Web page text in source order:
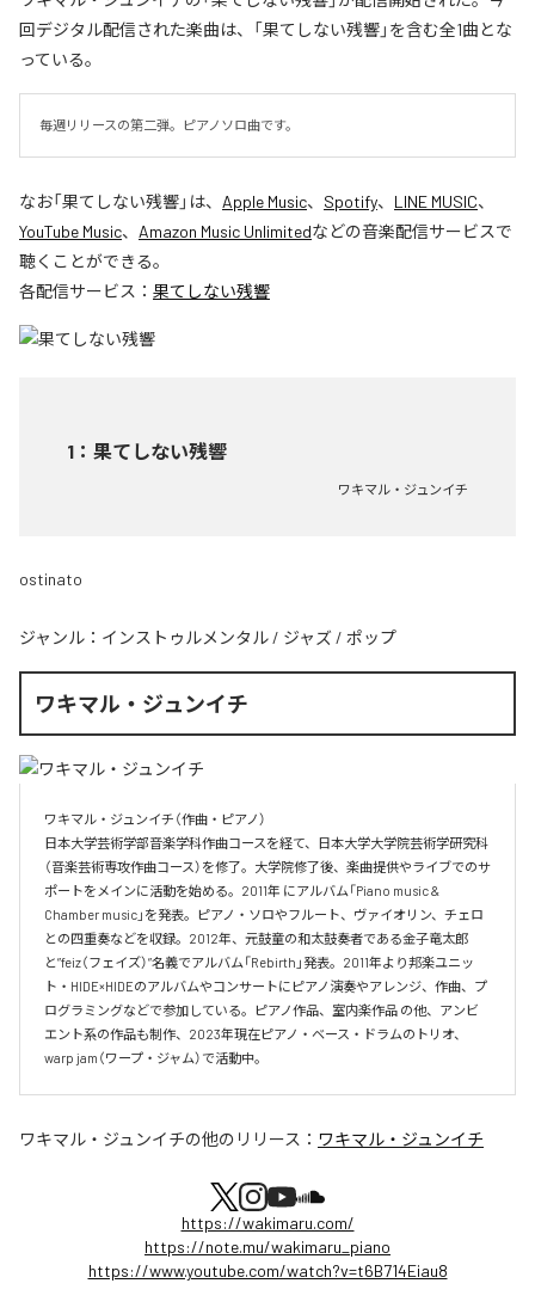
回デジタル配信された楽曲は、「果てしない残響」を含む全1曲とな
っている。
毎週リリースの第二弾。ピアノソロ曲です。
なお「果てしない残響」は、 Apple Music、 Spotify、 LINE MUSIC、
YouTube Music、 Amazon Music Unlimitedなどの音楽配信サービスで
聴くことができる。
各配信サービス： 果てしない残響
1 ： 果てしない残響
ワキマル・ジュンイチ
ostinato
ジャンル： インストゥルメンタル / ジャズ / ポップ
ワキマル・ジュンイチ
ワキマル・ジュンイチ（作曲・ピアノ）
日本大学芸術学部音楽学科作曲コースを経て、日本大学大学院芸術学研究科
（音楽芸術専攻作曲コース）を修了。大学院修了後、楽曲提供やライブでのサ
ポートをメインに活動を始める。2011年 にアルバム「Piano music &
Chamber music」を発表。ピアノ・ソロやフルート、ヴァイオリン、チェロ
との四重奏などを収録。2012年、元鼓童の和太鼓奏者である金子竜太郎
と”feiz（フェイズ）”名義でアルバム「Rebirth」発表。2011年より邦楽ユニッ
ト・HIDE×HIDEのアルバムやコンサートにピアノ演奏やアレンジ、作曲、プ
ログラミングなどで参加している。ピアノ作品、室内楽作品 の他、アンビ
エント系の作品も制作、2023年現在ピアノ・ベース・ドラムのトリオ、
warp jam（ワープ・ジャム）で活動中。
ワキマル・ジュンイチの他のリリース： ワキマル・ジュンイチ
https://wakimaru.com/
https://note.mu/wakimaru_piano
https://www.youtube.com/watch?v=t6B714Eiau8